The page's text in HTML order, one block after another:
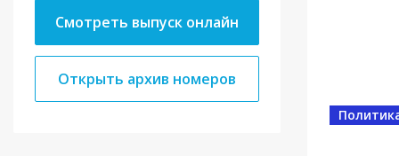
Смотреть выпуск онлайн
Открыть архив номеров
Власть